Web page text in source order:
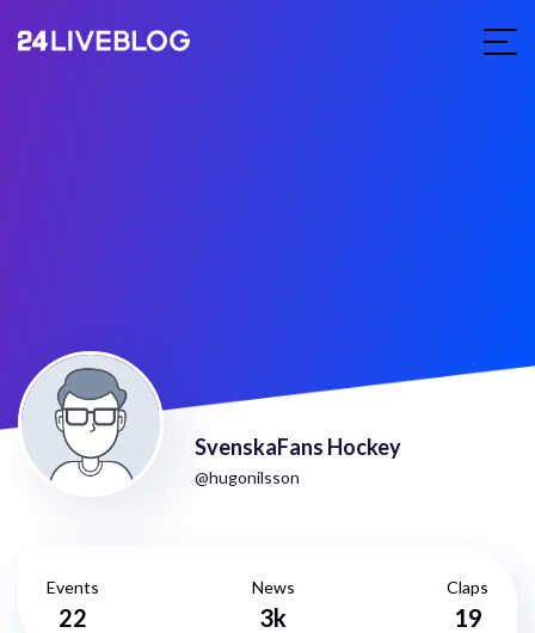
SvenskaFans Hockey
@hugonilsson
Events
22
News
3k
Claps
19